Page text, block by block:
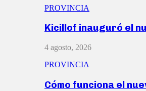
PROVINCIA
Kicillof inauguró el
4 agosto, 2026
PROVINCIA
Cómo funciona el